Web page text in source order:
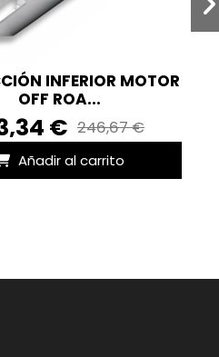
INFERIOR MOTOR
OFF ROA...
€ 246,67 €
Añadir al carrito